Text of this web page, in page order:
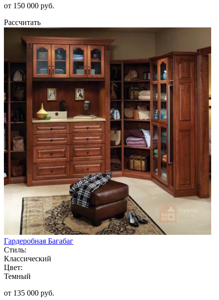
от 150 000 руб.
Рассчитать
Гардеробная Багабаг
Стиль:
Классический
Цвет:
Темный
от 135 000 руб.